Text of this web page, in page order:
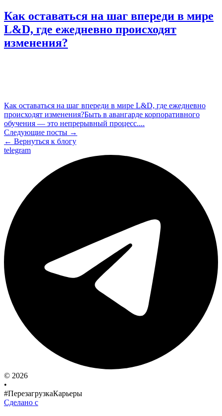
Как оставаться на шаг впереди в мире
L&D, где ежедневно происходят
изменения?
Как оставаться на шаг впереди в мире L&D, где ежедневно
происходят изменения?Быть в авангарде корпоративного
обучения — это непрерывный процесс....
Следующие посты →
← Вернуться к блогу
telegram
© 2026
•
#ПерезагрузкаКарьеры
Сделано с